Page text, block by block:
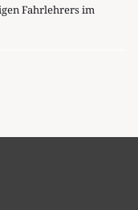
Fahrlehrers im